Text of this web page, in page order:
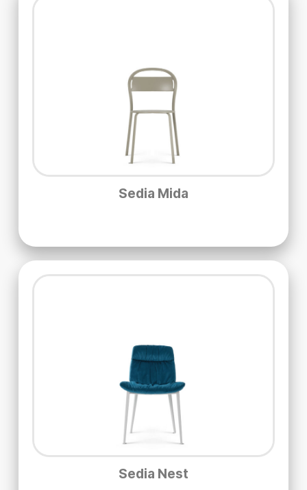
Sedia Mida
Sedia Nest